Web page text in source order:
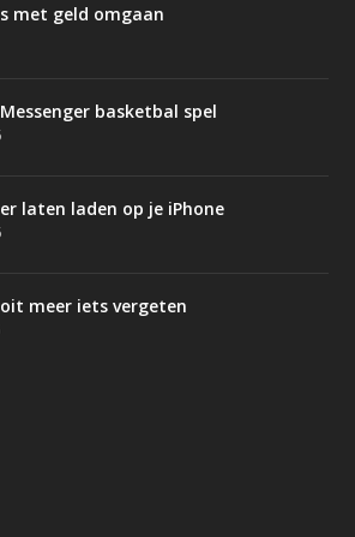
met geld omgaan
basketbal spel
laten laden op je iPhone
meer iets vergeten